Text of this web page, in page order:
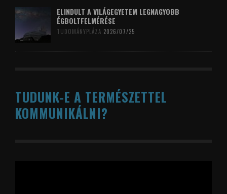
ELINDULT A VILÁGEGYETEM LEGNAGYOBB
ÉGBOLTFELMÉRÉSE
TUDOMÁNYPLÁZA 2026/07/25
TUDUNK-E A TERMÉSZETTEL
KOMMUNIKÁLNI?